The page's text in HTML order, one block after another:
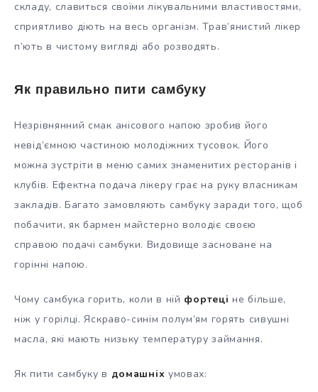
складу, славиться своїми лікувальними властивостями,
сприятливо діють на весь організм. Трав’янистий лікер
п’ють в чистому вигляді або розводять.
Як правильно пити самбуку
Незрівнянний смак анісового напою зробив його
невід’ємною частиною молодіжних тусовок. Його
можна зустріти в меню самих знаменитих ресторанів і
клубів. Ефектна подача лікеру грає на руку власникам
закладів. Багато замовляють самбуку заради того, щоб
побачити, як бармен майстерно володіє своєю
справою подачі самбуки. Видовище засноване на
горінні напою.
Чому самбука горить, коли в ній фортеці не більше,
ніж у горілці. Яскраво-синім полум’ям горять сивушні
масла, які мають низьку температуру займання.
Як пити самбуку в домашніх умовах: